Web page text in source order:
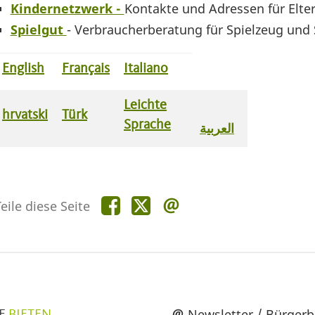
Kindernetzwerk - Kontakte und Adressen für
Spielgut - Verbraucherberatung für Spielzeug und
English Français Italiano
hrvatski Türk
Leichte
Sprache
العربية
diese Seite Teile
diese
Teile
diese